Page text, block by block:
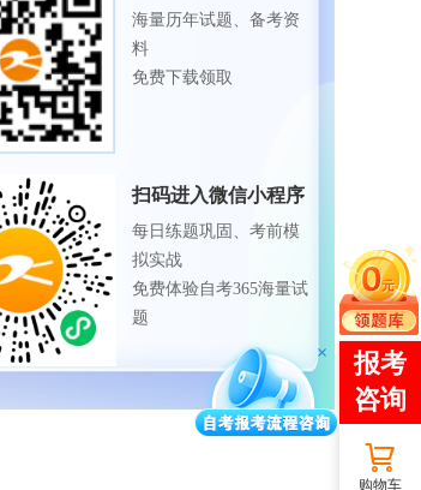
海量历年试题、备考资
料
免费下载领取
扫码进入微信小程序
每日练题巩固、考前模
拟实战
免费体验自考365海量试
题
购物车